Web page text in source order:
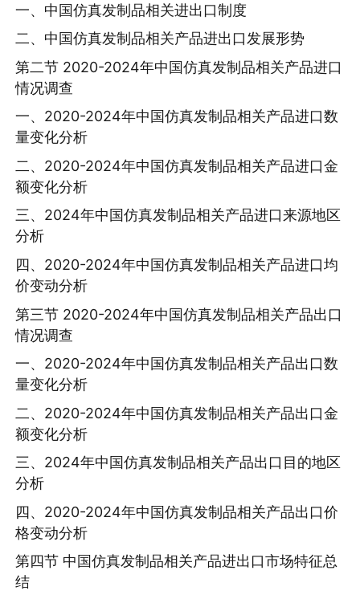
一、中国仿真发制品相关进出口制度
二、中国仿真发制品相关产品进出口发展形势
第二节 2020-2024年中国仿真发制品相关产品进口
情况调查
一、2020-2024年中国仿真发制品相关产品进口数
量变化分析
二、2020-2024年中国仿真发制品相关产品进口金
额变化分析
三、2024年中国仿真发制品相关产品进口来源地区
分析
四、2020-2024年中国仿真发制品相关产品进口均
价变动分析
第三节 2020-2024年中国仿真发制品相关产品出口
情况调查
一、2020-2024年中国仿真发制品相关产品出口数
量变化分析
二、2020-2024年中国仿真发制品相关产品出口金
额变化分析
三、2024年中国仿真发制品相关产品出口目的地区
分析
四、2020-2024年中国仿真发制品相关产品出口价
格变动分析
第四节 中国仿真发制品相关产品进出口市场特征总
结